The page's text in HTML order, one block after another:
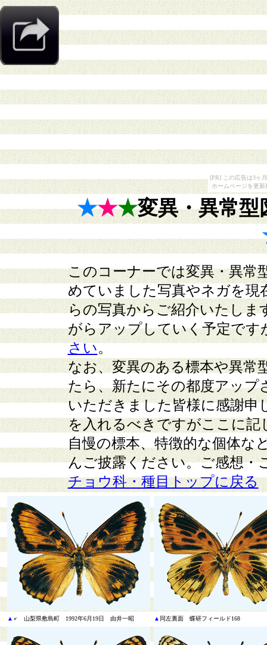
[PR] この広告は3ヶ
ホームページを更
★★★変異・異常型
このコーナーでは変異・異常
めていました写真やネガを現
らの写真からご紹介いたしま
がらアップしていく予定です
さい。
なお、変異のある標本や異常
たら、新たにその都度アップ
いただきました皆様に感謝申
を入れるべきですがここに
自慢の標本、特徴的な個体な
んご披露ください。ご感想・
チョウ科・種目トップに戻る
▲ ♂ 山梨県敷島町 1992年6月19日 由井一昭 ▲ 同左裏面 蝶研フィールド168